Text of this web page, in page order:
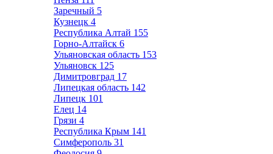
Заречный 5
Кузнецк 4
Республика Алтай 155
Горно-Алтайск 6
Ульяновская область 153
Ульяновск 125
Димитровград 17
Липецкая область 142
Липецк 101
Елец 14
Грязи 4
Республика Крым 141
Симферополь 31